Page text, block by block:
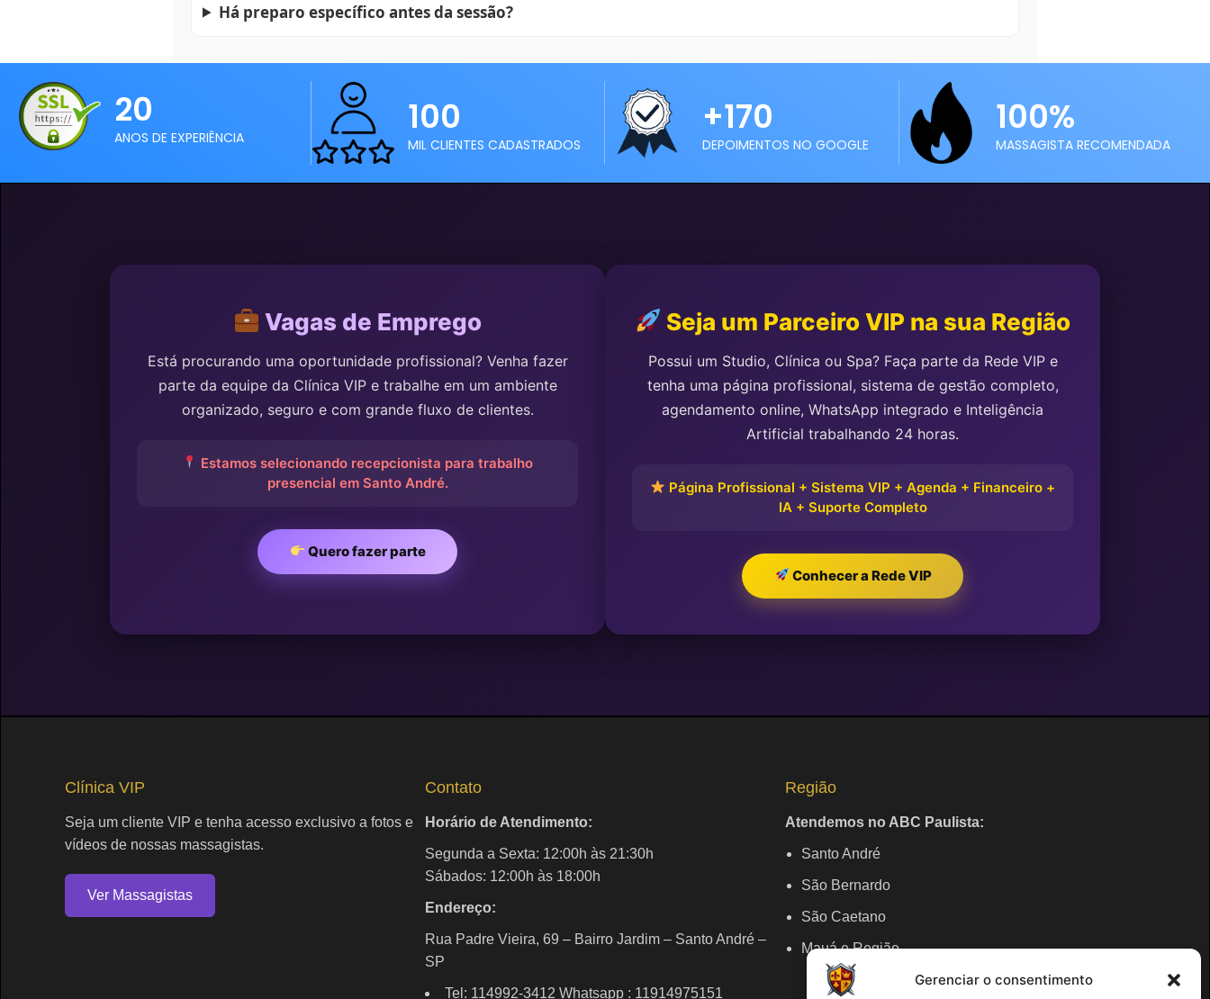
Gerenciar o consentimento
Há preparo específico antes da sessão?
20
ANOS DE EXPERIÊNCIA 100
MIL CLIENTES CADASTRADOS
+170
DEPOIMENTOS NO GOOGLE
100%
MASSAGISTA RECOMENDADA
Vagas de Emprego
Está procurando uma oportunidade profissional? Venha fazer
parte da equipe da Clínica VIP e trabalhe em um ambiente
organizado, seguro e com grande fluxo de clientes.
Estamos selecionando recepcionista para trabalho
presencial em Santo André.
Quero fazer parte
Seja um Parceiro VIP na sua Região
Possui um Studio, Clínica ou Spa? Faça parte da Rede VIP e
tenha uma página profissional, sistema de gestão completo,
agendamento online, WhatsApp integrado e Inteligência
Artificial trabalhando 24 horas.
Página Profissional + Sistema VIP + Agenda + Financeiro +
IA + Suporte Completo
Conhecer a Rede VIP
Clínica VIP
Seja um cliente VIP e tenha acesso exclusivo a fotos e
vídeos de nossas massagistas.
Ver Massagistas
Contato
Horário de Atendimento:
Segunda a Sexta: 12:00h às 21:30h
Sábados: 12:00h às 18:00h
Endereço:
Rua Padre Vieira, 69 – Bairro Jardim – Santo André –
SP
Tel: 114992-3412 Whatsapp : 11914975151
Região
Atendemos no ABC Paulista:
Santo André
São Bernardo
São Caetano
Mauá e Região